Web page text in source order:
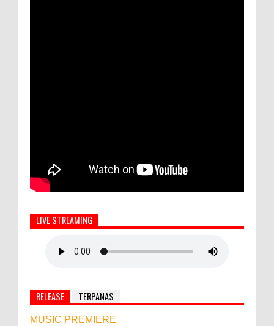
LIVE STREAMING
RELEASE TERPANAS
MUSIC PREMIERE